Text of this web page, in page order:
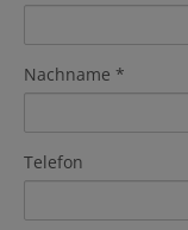
Nachname
Telefon